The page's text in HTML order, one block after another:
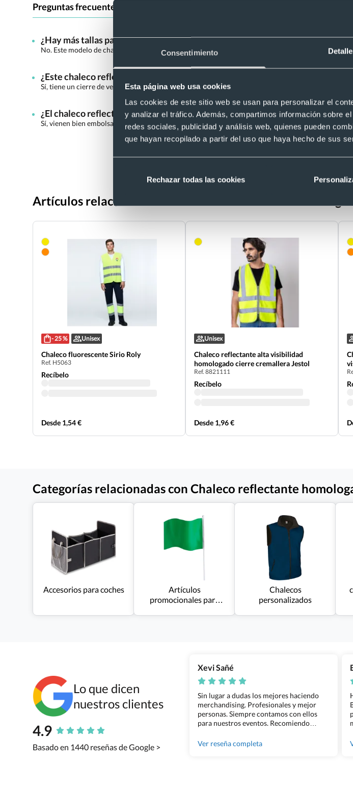
Consentimiento
Esta página web usa cookies
Las cookies de este sitio web se usan para personalizar el
y analizar el tráfico. Además, compartimos información sobre
redes sociales, publicidad y análisis web, quienes pueden
que hayan recopilado a partir del uso que haya hecho de sus
Rechazar todas las cookies
Preguntas frecuentes sobre "Chaleco reflectante homologado Kross"
¿Hay más tallas para el chaleco reflectante homologado Kross?
No. Este modelo de chaleco es de talla única.
¿Este chaleco reflectante homologado Kross tiene algún tipo de cierre?
Sí, tiene un cierre de velcro.
¿El chaleco reflectante Kross viene doblado y embolsado?
Sí, vienen bien embolsados individualmente para asegurar que llegan en un estado óptimo.
¿Tienes dudas
Artículos relacionados con Chaleco reflectante
- 25 % Unisex
Chaleco fluorescente Sirio Roly
Ref. H5063
Recíbelo
Desde 1,54 €
Unisex
Chaleco reflectante alta visibilidad
homologado cierre cremallera Jestol
Ref. 8821111
Recíbelo
Desde 1,96 €
Categorías relacionadas con Chaleco reflectante
Accesorios para coches
Artículos
promocionales para
Chalecos
personalizados
Lo que dicen
nuestros clientes
4.9
Basado en 1440 reseñas de Google >
Xevi Sañé
Sin lugar a dudas los mejores haciendo
merchandising. Profesionales y mejor
personas. Siempre contamos con ellos
para nuestros eventos. Recomiendo
Ver reseña completa